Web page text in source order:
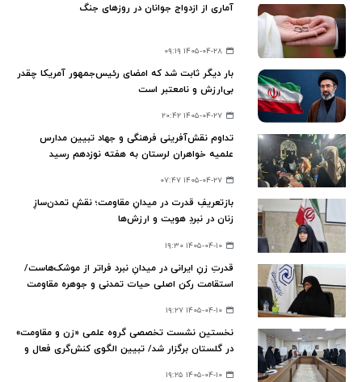
آماری از ازدواج جوانان در روزهای جنگ
۱۴۰۵-۰۴-۲۸ ۰۹:۱۹
بار دیگر ثابت شد که امضای رئیس‌جمهور آمریکا چقدر
بی‌ارزش و نامعتبر است
۱۴۰۵-۰۴-۲۷ ۲۰:۴۲
تداوم نقش‌آفرینی فرهنگی و جهاد تبیین مدارس
علمیه خواهران لرستان به هفته نوزدهم رسید
۱۴۰۵-۰۴-۲۷ ۰۷:۴۷
بازتعریفِ قدرت در میدانِ مقاومت؛ نقشِ تمدن‌سازِ
زنان در نبردِ هویت و ارزش‌ها
۱۴۰۵-۰۴-۱۰ ۱۹:۳۰
قدرتِ زنِ ایرانی در میدانِ نبرد فراتر از موشک‌هاست/
استقامت رکن اصلی حیات تمدنی و جوهره مقاومت
۱۴۰۵-۰۴-۱۰ ۱۹:۲۷
نخستین نشست تخصصی گروه علمی «زن و مقاومت»
در گلستان برگزار شد/ تبیین الگوی کنش‌گری فعال و
۱۴۰۵-۰۴-۱۰ ۱۹:۲۵